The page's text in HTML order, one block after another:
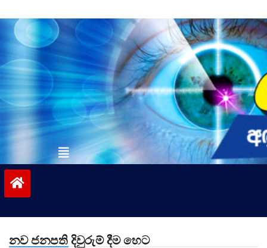
to
contentvinivida.lk
නව ජනපති දිවුරුම් දීම හෙට